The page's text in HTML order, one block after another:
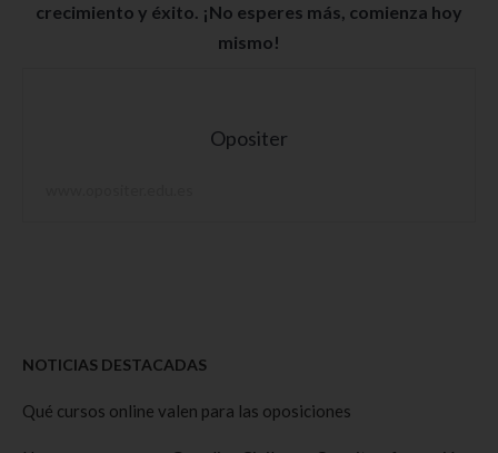
crecimiento y éxito. ¡No esperes más, comienza hoy
mismo!
Opositer
NOTICIAS DESTACADAS
Qué cursos online valen para las oposiciones